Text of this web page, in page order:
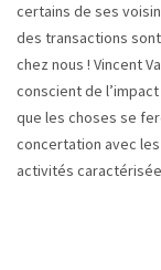
certains de ses
des transactions
chez nous ! Vincent
conscient de
que les choses se
concertation avec
activités